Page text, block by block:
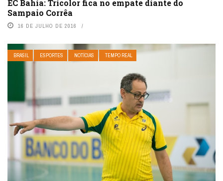
EC Bahia: Tricolor fica no empate diante do
Sampaio Corrêa
16 DE JULHO DE 2016
BRASIL ESPORTES NOTÍCIAS TEMPO REAL